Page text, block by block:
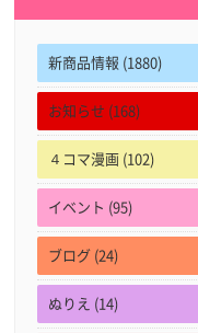
新商品情報 (1880)
お知らせ (168)
４コマ漫画 (102)
イベント (95)
ブログ (24)
ぬりえ (14)